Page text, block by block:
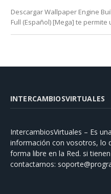
Descargar Wallpaper Engine
Full (Español) [Mega] te
INTERCAMBIOSVIRTUALES
IntercambiosVirtuales – Es
información con vosotros, lo
forma libre en la Red. si
contactarnos: